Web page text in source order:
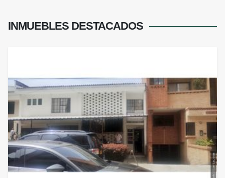
INMUEBLES DESTACADOS